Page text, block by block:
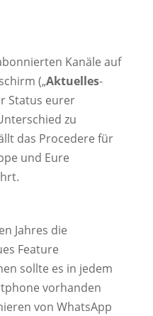
Kanäle auf
(„Aktuelles-
Status eurer
zu
das Procedere für
und Eure
Jahres die
Feature
sollte es in jedem
vorhanden
von WhatsApp